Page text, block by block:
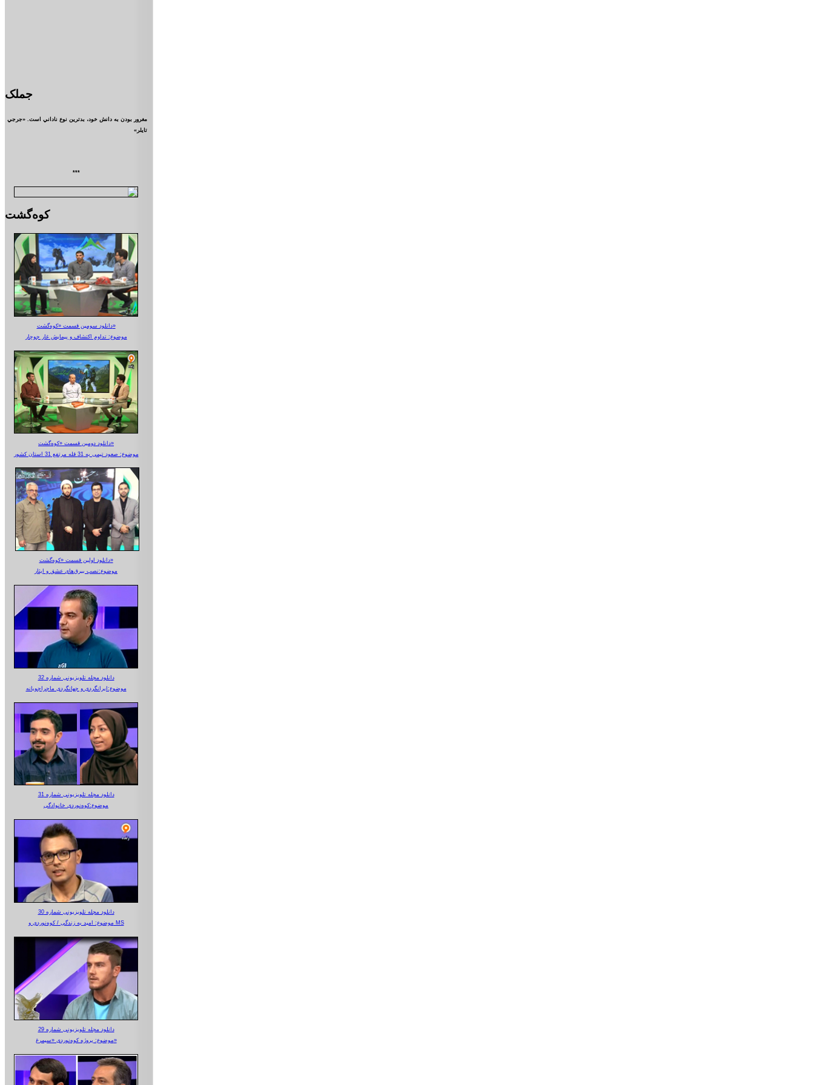
جملک
مغرور بودن به دانش خود، بدترين نوع ناداني است. «جرجي
تايلر»
***
کوه‌گشت
دانلود سومین قسمت «کوه‌گشت»
موضوع: تداوم اکتشاف و پیمایش غار جوجار
دانلود دومین قسمت «کوه‌گشت»
موضوع: صعود تیمی به 31 قله مرتفع 31 استان کشور
دانلود اولین قسمت «کوه‌گشت»
موضوع:نصب بیرق‌های عشق و ایثار
دانلود مجله تلویزیونی شماره 32
موضوع:ایرانگردی و جهانگردی ماجراجویانه
دانلود مجله تلویزیونی شماره 31
موضوع:کوه‌نوردی خانوادگی
دانلود مجله تلویزیونی شماره 30
موضوع: امید به زندگی / کوه‌نوردی و MS
دانلود مجله تلویزیونی شماره 29
موضوع: پروژه کوه‌نوردی «سیمرغ»